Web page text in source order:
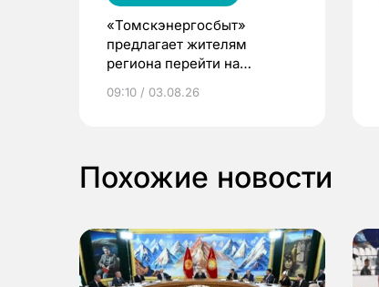
«Томскэнергосбыт»
предлагает жителям
региона перейти на
выиграть призы
09:10 / 03.08.26
Похожие новости